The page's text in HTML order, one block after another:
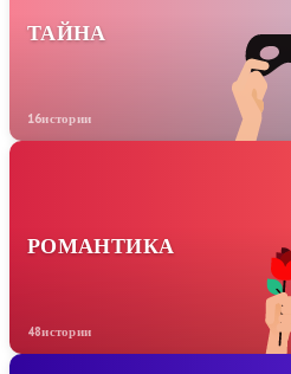
ТАЙНА
16истории
РОМАНТИКА
48истории